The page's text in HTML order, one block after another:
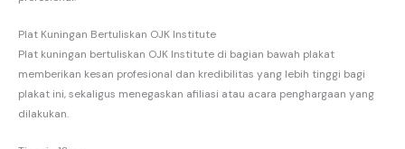
Plat Kuningan Bertuliskan OJK Institute
Plat kuningan bertuliskan OJK Institute di bagian bawah plakat
memberikan kesan profesional dan kredibilitas yang lebih tinggi bagi
plakat ini, sekaligus menegaskan afiliasi atau acara penghargaan yang
dilakukan.